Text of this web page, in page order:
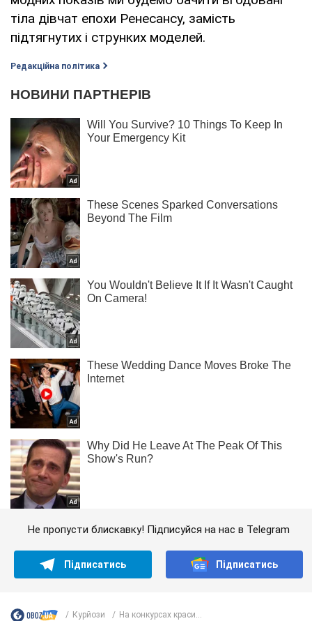
тіла дівчат епохи Ренесансу, замість
підтягнутих і струнких моделей.
Редакційна політика
Не пропусти блискавку! Підписуйся на нас в Telegram
Підписатись Підписатись
Курйози На конкурсах краси...